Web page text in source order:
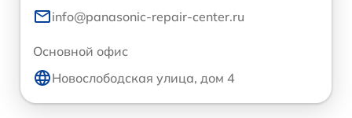
info@panasonic-repair-center.ru
Основной офис
Новослободская улица, дом 4